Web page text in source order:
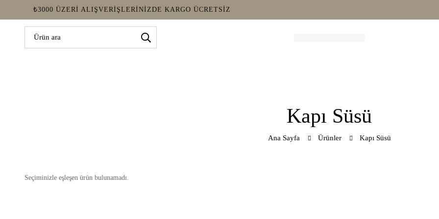
₺3000 ÜZERI ALIŞVERIŞLERINIZDE KARGO ÜCRETSIZ
Kapı Süsü
Ana Sayfa Ürünler Kapı Süsü
Seçiminizle eşleşen ürün bulunamadı.